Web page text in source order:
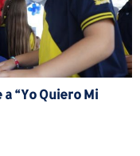
“Yo Quiero Mi